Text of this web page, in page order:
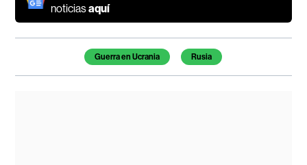
noticiasaquí
Temas de este artículo
Guerra en Ucrania Rusia